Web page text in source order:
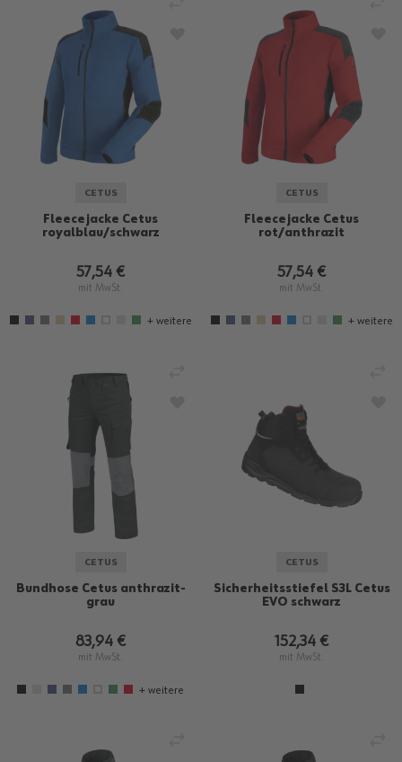
CETUS
Fleecejacke Cetus
royalblau/schwarz
57,54 €
mit MwSt.
+ weitere
ZUR WUNSCHLISTE HINZUFÜGEN
CETUS
Fleecejacke Cetus
rot/anthrazit
57,54 €
mit MwSt.
+ weitere
CETUS
Bundhose Cetus anthrazit-
grau
83,94 €
mit MwSt.
+ weitere
CETUS
Sicherheitsstiefel S3L Cetus
EVO schwarz
152,34 €
mit MwSt.